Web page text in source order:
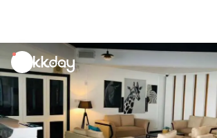
unread
notifications